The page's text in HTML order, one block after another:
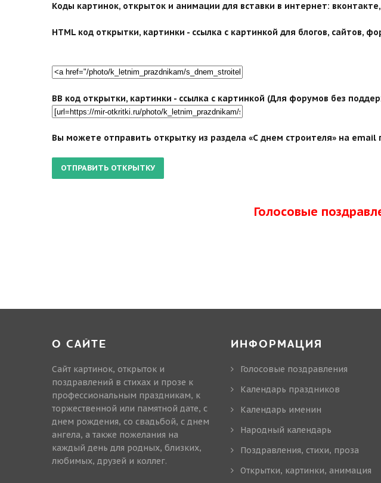
Коды картинок, открыток и анимации для вставки в интернет:
HTML код открытки, картинки - ссылка с картинкой для блогов, сайтов,
BB код открытки, картинки - ссылка с картинкой (Для форумов без
Вы можете отправить открытку из раздела «С днем строителя» на
Голосовые
О САЙТЕ
Сайт картинок, открыток и
поздравлений в стихах и прозе к
профессиональным праздникам, к
торжественной или памятной дате, с
днем рождения, со свадьбой, с днем
ангела, а также пожелания на
каждый день для родных, близких,
любимых, друзей и коллег.
ИНФОРМАЦИЯ
Голосовые поздравления
Календарь праздников
Календарь именин
Народный календарь
Поздравления, стихи, проза
Открытки, картинки, анимация